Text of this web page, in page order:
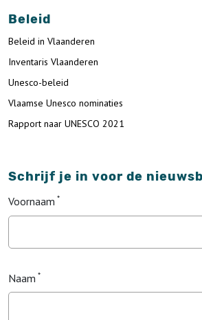
Beleid
Beleid in Vlaanderen
Inventaris Vlaanderen
Unesco-beleid
Vlaamse Unesco nominaties
Rapport naar UNESCO 2021
Schrijf je in voor de
Voornaam
Naam